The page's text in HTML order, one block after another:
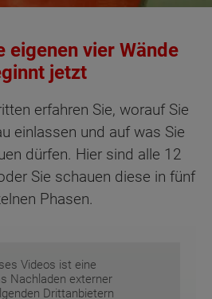
eigenen vier Wände
jetzt
erfahren Sie, worauf Sie
einlassen und auf was Sie
dürfen. Hier sind alle 12
Sie schauen diese in fünf
Phasen.
Videos ist eine
Nachladen externer
Drittanbietern